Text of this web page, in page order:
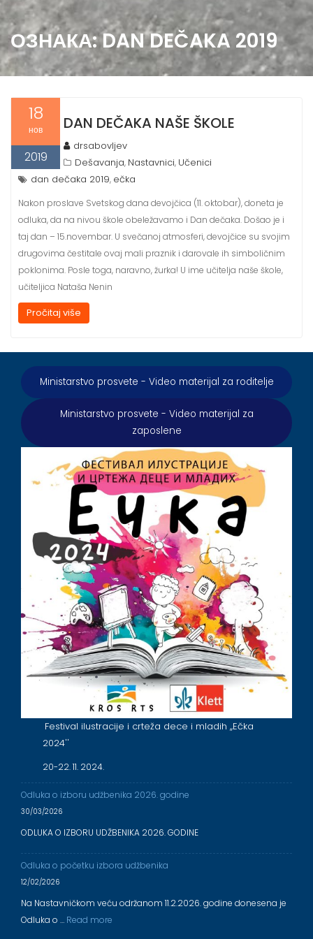
ОЗНАКА:DAN DEČAKA 2019
18
нов
2019
DAN DEČAKA NAŠE ŠKOLE
drsabovljev
Dešavanja, Nastavnici, Učenici
dan dečaka 2019, ečka
Nakon proslave Svetskog dana devojčica (11. oktobar), doneta je
odluka, da na nivou škole obeležavamo i Dan dečaka. Došao je i
taj dan – 15.novembar. U svečanoj atmosferi, devojčice su svojim
drugovima čestitale ovaj mali praznik i darovale ih simboličnim
poklonima. Posle toga, naravno, žurka! U ime učitelja naše škole,
učiteljica Nataša Nenin
Pročitaj više
Ministarstvo prosvete - Video materijal za roditelje
Ministarstvo prosvete - Video materijal za
zaposlene
Festival ilustracije i crteža dece i mladih ,,Ečka
2024''
20-22. 11. 2024.
Odluka o izboru udžbenika 2026. godine
30/03/2026
ODLUKA O IZBORU UDŽBENIKA 2026. GODINE
Odluka o početku izbora udžbenika
12/02/2026
Na Nastavničkom veću održanom 11.2.2026. godine donesena je
Odluka o … Read more